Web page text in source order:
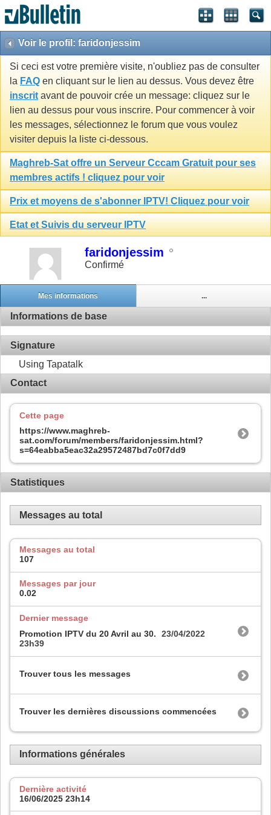
Voir le profil: faridonjessim
Si ceci est votre première visite, n'oubliez pas de consulter
la FAQ en cliquant sur le lien au dessus. Vous devez être
inscrit avant de pouvoir crée un message: cliquez sur le
lien au dessus pour vous inscrire. Pour commencer à voir
les messages, sélectionnez le forum que vous voulez
visiter depuis la liste ci-dessous.
Maghreb-Sat offre un Serveur Cccam Gratuit pour ses
membres actifs ! cliquez pour voir
Prix et moyens de s'abonner IPTV! Cliquez pour voir
Etat et Suivis du serveur IPTV
faridonjessim
Confirmé
Mes informations ...
Informations de base
Signature
Using Tapatalk
Contact
Cette page
https://www.maghreb-
sat.com/forum/members/faridonjessim.html?
s=64eabba5eac32a29572487bd7c0f7dd9
Statistiques
Messages au total
Messages au total
107
Messages par jour
0.02
Dernier message
Promotion IPTV du 20 Avril au 30.
23/04/2022
23h39
Trouver tous les messages
Trouver les dernières discussions commencées
Informations générales
Dernière activité
16/06/2025 23h14